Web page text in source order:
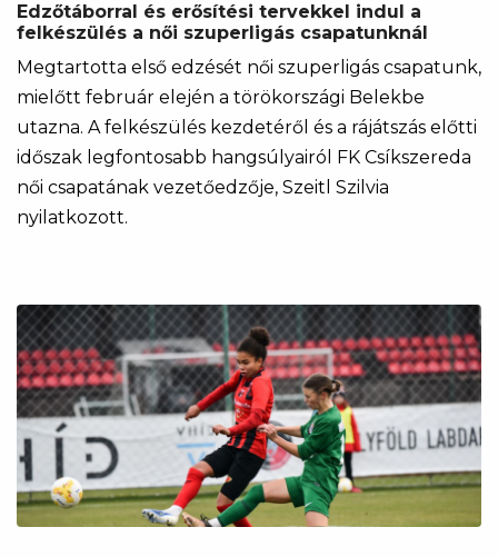
Edzőtáborral és erősítési tervekkel indul a
felkészülés a női szuperligás csapatunknál
Megtartotta első edzését női szuperligás csapatunk,
mielőtt február elején a törökországi Belekbe
utazna. A felkészülés kezdetéről és a rájátszás előtti
időszak legfontosabb hangsúlyairól FK Csíkszereda
női csapatának vezetőedzője, Szeitl Szilvia
nyilatkozott.